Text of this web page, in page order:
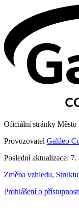
Oficiální stránky
Provozovatel Galileo
Poslední aktualizace: 7.
Změna vzhledu,
Prohlášení o přístupnosti